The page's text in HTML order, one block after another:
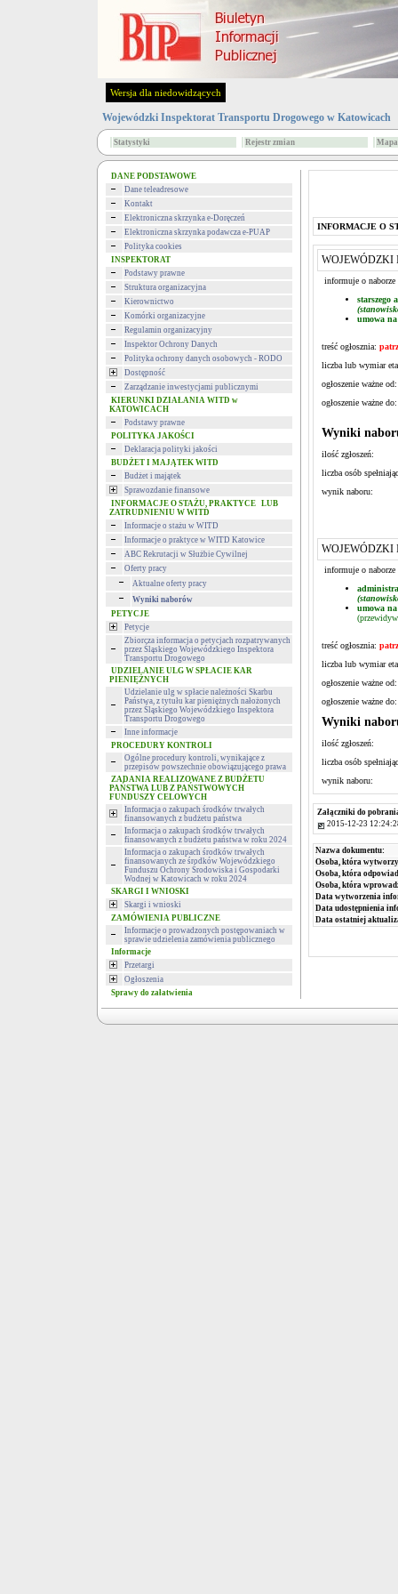
Wersja dla niedowidzących
Wojewódzki Inspektorat Transportu Drogowego w Katowicach
Statystyki Rejestr zmian
DANE PODSTAWOWE
Dane teleadresowe
Kontakt
Elektroniczna skrzynka e-Doręczeń
Elektroniczna skrzynka podawcza e-PUAP
Polityka cookies
INSPEKTORAT
Podstawy prawne
Struktura organizacyjna
Kierownictwo
Komórki organizacyjne
Regulamin organizacyjny
Inspektor Ochrony Danych
Polityka ochrony danych osobowych - RODO
Dostępność
Zarządzanie inwestycjami publicznymi
KIERUNKI DZIAŁANIA WITD w
KATOWICACH
Podstawy prawne
POLITYKA JAKOŚCI
Deklaracja polityki jakości
BUDŻET I MAJĄTEK WITD
Budżet i majątek
Sprawozdanie finansowe
INFORMACJE O STAŻU, PRAKTYCE LUB
ZATRUDNIENIU W WITD
Informacje o stażu w WITD
Informacje o praktyce w WITD Katowice
ABC Rekrutacji w Służbie Cywilnej
Oferty pracy
Aktualne oferty pracy
Wyniki naborów
PETYCJE
Petycje
Zbiorcza informacja o petycjach rozpatrywanych
przez Śląskiego Wojewódzkiego Inspektora
Transportu Drogowego
UDZIELANIE ULG W SPŁACIE KAR
PIENIĘŻNYCH
Udzielanie ulg w spłacie należności Skarbu
Państwa, z tytułu kar pieniężnych nałożonych
przez Śląskiego Wojewódzkiego Inspektora
Transportu Drogowego
Inne informacje
PROCEDURY KONTROLI
Ogólne procedury kontroli, wynikające z
przepisów powszechnie obowiązującego prawa
ZADANIA REALIZOWANE Z BUDŻETU
PAŃSTWA LUB Z PAŃSTWOWYCH
FUNDUSZY CELOWYCH
Informacja o zakupach środków trwałych
finansowanych z budżetu państwa
Informacja o zakupach środków trwałych
finansowanych z budżetu państwa w roku 2024
Informacja o zakupach środków trwałych
finansowanych ze środków Wojewódzkiego
Funduszu Ochrony Środowiska i Gospodarki
Wodnej w Katowicach w roku 2024
SKARGI I WNIOSKI
Skargi i wnioski
ZAMÓWIENIA PUBLICZNE
Informacje o prowadzonych postępowaniach w
sprawie udzielenia zamówienia publicznego
Informacje
Przetargi
Ogłoszenia
Sprawy do załatwienia
INFORMACJE O
WOJEWÓDZKI
informuje o
starszego
umowa na
treść ogłosznia:
liczba lub wymiar
ogłoszenie ważne
ogłoszenie ważne
Wyniki
ilość zgłoszeń:
liczba osób
wynik naboru:
WOJEWÓDZKI
informuje o
umowa
treść ogłosznia:
liczba lub wymiar
ogłoszenie ważne
ogłoszenie ważne
Wyniki
ilość zgłoszeń:
liczba osób
wynik naboru:
Załączniki do
2015-12-23
Nazwa dokumentu:
Osoba, która
Osoba, która
Osoba, która
Data wytworzenia
Data udostępnienia
Data ostatniej